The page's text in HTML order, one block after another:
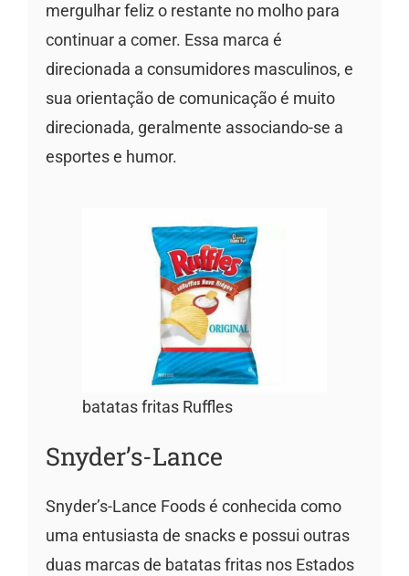
mergulhar feliz o restante no molho para
continuar a comer. Essa marca é
direcionada a consumidores masculinos, e
sua orientação de comunicação é muito
direcionada, geralmente associando-se a
esportes e humor.
batatas fritas Ruffles
Snyder’s-Lance
Snyder’s-Lance Foods é conhecida como
uma entusiasta de snacks e possui outras
duas marcas de batatas fritas nos Estados